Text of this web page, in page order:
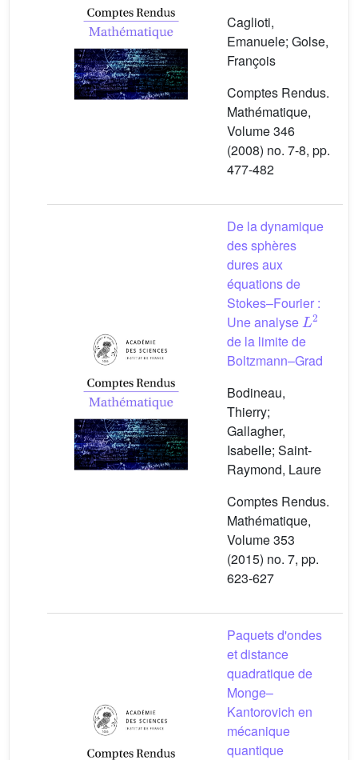
Caglioti,
Emanuele; Golse,
François
Comptes Rendus.
Mathématique,
Volume 346
(2008) no. 7-8, pp.
477-482
De la dynamique
des sphères
dures aux
équations de
Stokes–Fourier :
Une analyse
L2
de la limite de
Boltzmann–Grad
Bodineau,
Thierry;
Gallagher,
Isabelle; Saint-
Raymond, Laure
Comptes Rendus.
Mathématique,
Volume 353
(2015) no. 7, pp.
623-627
Paquets d'ondes
et distance
quadratique de
Monge–
Kantorovich en
mécanique
quantique